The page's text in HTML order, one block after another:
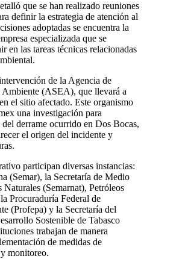
que se han realizado reuniones
definir la estrategia de atención al
adoptadas se encuentra la
especializada que se
en las tareas técnicas relacionadas
de la Agencia de
Ambiente (ASEA), que llevará a
el sitio afectado. Este organismo
una investigación para
del derrame ocurrido en Dos Bocas,
el origen del incidente y
participan diversas instancias:
(Semar), la Secretaría de Medio
(Semarnat), Petróleos
Procuraduría Federal de
(Profepa) y la Secretaría del
Sostenible de Tabasco
trabajan de manera
de medidas de
monitoreo.